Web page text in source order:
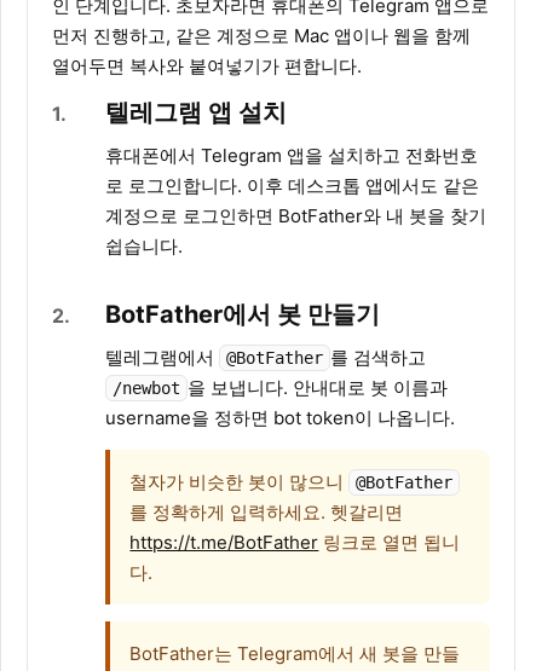
인 단계입니다. 초보자라면 휴대폰의 Telegram 앱으로
먼저 진행하고, 같은 계정으로 Mac 앱이나 웹을 함께
열어두면 복사와 붙여넣기가 편합니다.
1 텔레그램 앱 설치
휴대폰에서 Telegram 앱을 설치하고 전화번호
로 로그인합니다. 이후 데스크톱 앱에서도 같은
계정으로 로그인하면 BotFather와 내 봇을 찾기
쉽습니다.
2 BotFather에서 봇 만들기
텔레그램에서 @BotFather 를 검색하고
/newbot 을 보냅니다. 안내대로 봇 이름과
username을 정하면 bot token이 나옵니다.
철자가 비슷한 봇이 많으니 @BotFather
를 정확하게 입력하세요. 헷갈리면
https://t.me/BotFather 링크로 열면 됩니
다.
BotFather는 Telegram에서 새 봇을 만들